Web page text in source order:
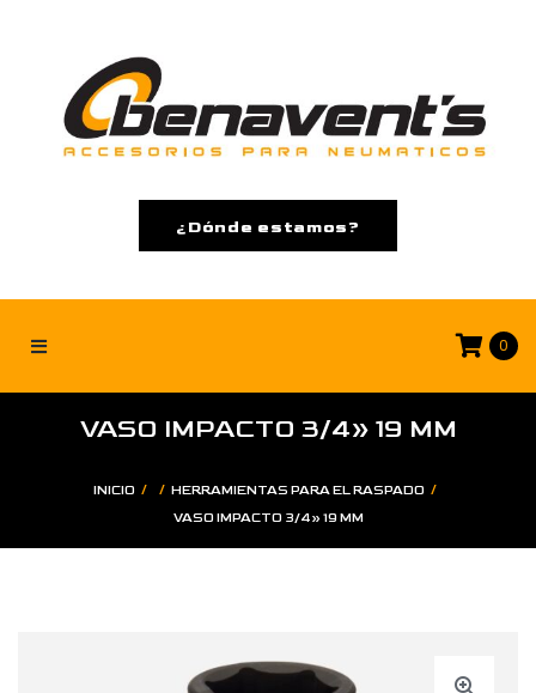
¿Dónde estamos?
0
VASO IMPACTO 3/4» 19 MM
INICIO / / HERRAMIENTAS PARA EL RASPADO /
VASO IMPACTO 3/4» 19 MM